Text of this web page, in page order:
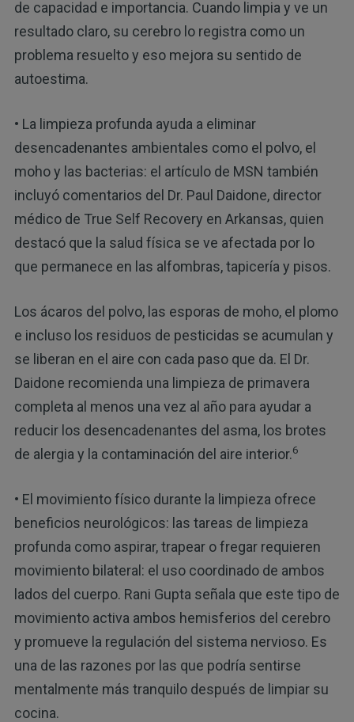
de capacidad e importancia. Cuando limpia y ve un
resultado claro, su cerebro lo registra como un
problema resuelto y eso mejora su sentido de
autoestima.
• La limpieza profunda ayuda a eliminar
desencadenantes ambientales como el polvo, el
moho y las bacterias: el artículo de MSN también
incluyó comentarios del Dr. Paul Daidone, director
médico de True Self Recovery en Arkansas, quien
destacó que la salud física se ve afectada por lo
que permanece en las alfombras, tapicería y pisos.
Los ácaros del polvo, las esporas de moho, el plomo
e incluso los residuos de pesticidas se acumulan y
se liberan en el aire con cada paso que da. El Dr.
Daidone recomienda una limpieza de primavera
completa al menos una vez al año para ayudar a
reducir los desencadenantes del asma, los brotes
de alergia y la contaminación del aire interior.6
• El movimiento físico durante la limpieza ofrece
beneficios neurológicos: las tareas de limpieza
profunda como aspirar, trapear o fregar requieren
movimiento bilateral: el uso coordinado de ambos
lados del cuerpo. Rani Gupta señala que este tipo de
movimiento activa ambos hemisferios del cerebro
y promueve la regulación del sistema nervioso. Es
una de las razones por las que podría sentirse
mentalmente más tranquilo después de limpiar su
cocina.